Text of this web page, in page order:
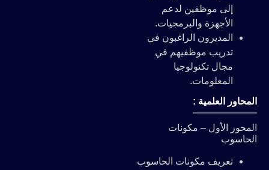
إلى موظفين لدعم
الأجهزة والبرمجيات.
المديرون الراغبون في
تدريب موظفيهم في
مجال تكنولوجيا
المعلومات.
المحاور العلمية :
المحور الأول – مكونات
الحاسوب
تعريف مكونات الحاسوب